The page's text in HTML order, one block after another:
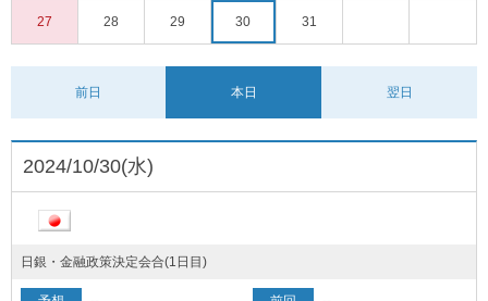
27 28 29 30 31
前日 本日 翌日
2024/10/30(水)
日銀・金融政策決定会合(1日目)